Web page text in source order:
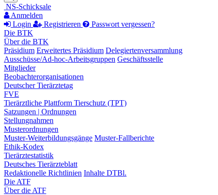
Suche
NS-Schicksale
Anmelden
Login
Registrieren
Passwort vergessen?
Die BTK
Über die BTK
Präsidium Erweitertes Präsidium Delegiertenversammlung
Ausschüsse/Ad-hoc-Arbeitsgruppen Geschäftsstelle
Mitglieder
Beobachterorganisationen
Deutscher Tierärztetag
FVE
Tierärztliche Plattform Tierschutz (TPT)
Satzungen | Ordnungen
Stellungnahmen
Musterordnungen
Muster-Weiterbildungsgänge Muster-Fallberichte
Ethik-Kodex
Tierärztestatistik
Deutsches Tierärzteblatt
Redaktionelle Richtlinien Inhalte DTBl.
Die ATF
Über die ATF